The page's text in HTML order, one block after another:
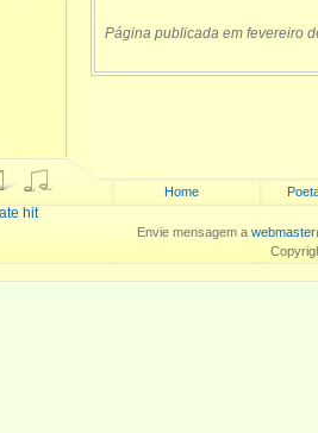
Página publicada em fevereiro
Home
Envie mensagem a